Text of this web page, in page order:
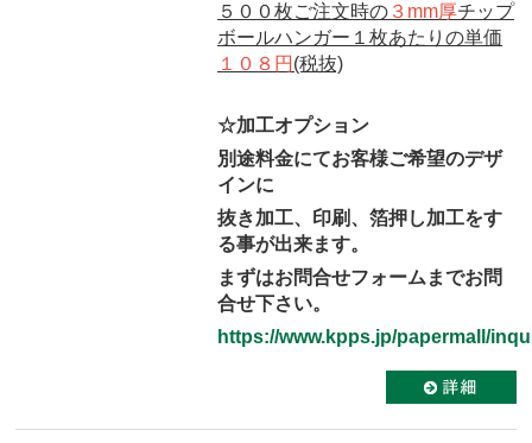
５００枚ご注文時の ３mm厚チップ
ボールハンガー１枚あたりの単価
１０８円 (税抜)
☆加工オプション
別途料金にてお客様ご希望のデザ
インに
抜き加工、印刷、箔押し加工をす
る事が出来ます。
まずはお問合せフォームまでお問
合せ下さい。
https://www.kpps.jp/papermall/